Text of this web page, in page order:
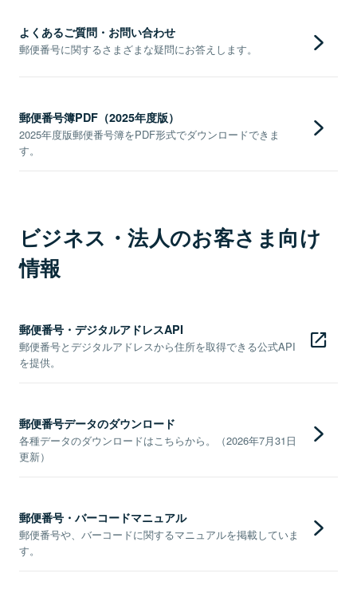
よくあるご質問・お問い合わせ
郵便番号に関するさまざまな疑問にお答えします。
郵便番号簿PDF（2025年度版）
2025年度版郵便番号簿をPDF形式でダウンロードできま
す。
ビジネス・法人のお客さま向け
情報
郵便番号・デジタルアドレスAPI
郵便番号とデジタルアドレスから住所を取得できる公式API
を提供。
郵便番号データのダウンロード
各種データのダウンロードはこちらから。（2026年7月31日
更新）
郵便番号・バーコードマニュアル
郵便番号や、バーコードに関するマニュアルを掲載していま
す。